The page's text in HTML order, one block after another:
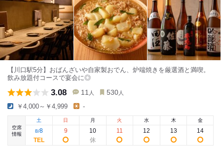
【川口駅5分】おばんざいや自家製おでん、炉端焼きを厳選酒と満喫。
飲み放題付コースで宴会に◎
3.08 11 人 530 人
￥4,000～￥4,999 -
空席
情報
土
8/8
日
9
月
10
火
11
水
12
木
13
金
14